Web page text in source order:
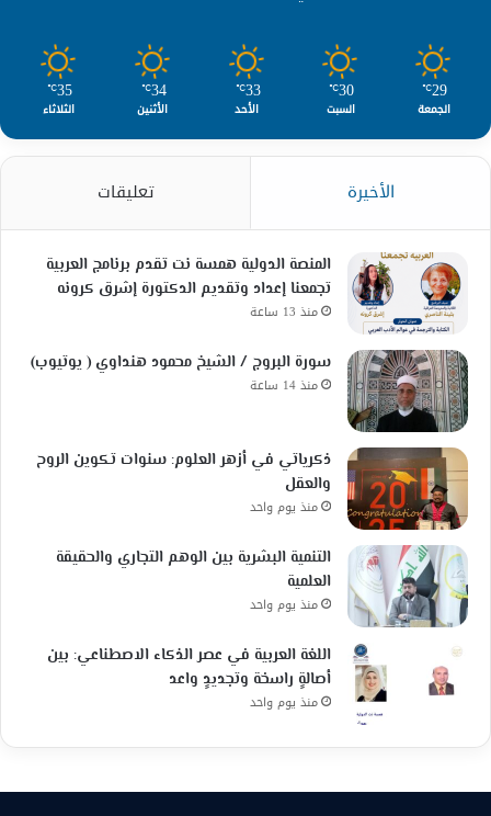
29
℃
الجمعة
30
℃
السبت
33
℃
الأحد
34
℃
الأثنين
35
℃
الثلاثاء
الأخيرة تعليقات
المنصة الدولية همسة نت تقدم برنامج العربية
تجمعنا إعداد وتقديم الدكتورة إشرق كرونه
منذ 13 ساعة
سورة البروج / الشيخ محمود هنداوي ( يوتيوب)
منذ 14 ساعة
ذكرياتي في أزهر العلوم: سنوات تكوين الروح
والعقل
منذ يوم واحد
التنمية البشرية بين الوهم التجاري والحقيقة
العلمية
منذ يوم واحد
اللغة العربية في عصر الذكاء الاصطناعي: بين
أصالةٍ راسخة وتجديدٍ واعد
منذ يوم واحد